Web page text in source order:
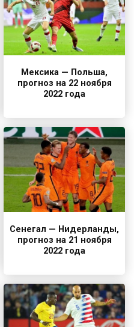
Мексика — Польша,
прогноз на 22 ноября
2022 года
Сенегал — Нидерланды,
прогноз на 21 ноября
2022 года